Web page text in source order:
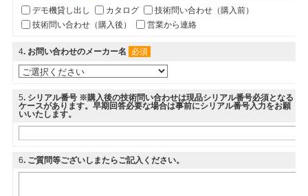
デモ機貸し出し カタログ
技術問い合わせ（購入前）
技術問い合わせ（購入後）
営業から連絡
4. お問い合わせのメーカー名 必須
5. シリアル番号 ※購入後の技術問い合わせは現品シリアル番号必須となる
ケースがあります。早期回答必要な場合は事前にシリアル番号入力をお願
いいたします。
6. ご質問等ございしまたらご記入ください。